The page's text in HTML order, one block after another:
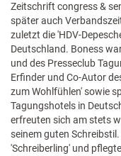
Zeitschrift congress &
später auch
zuletzt die 'HDV-
Deutschland. Boness
und des Presseclub
Erfinder und Co-Autor
zum Wohlfühlen' sowie
Tagungshotels in
erfreuten sich am stets
seinem guten
'Schreiberling' und